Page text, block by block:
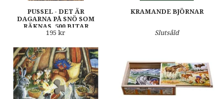
PUSSEL - DET ÄR
DAGARNA PÅ SNÖ SOM
RÄKNAS, 500 BITAR
195 kr
KRAMANDE BJÖRNAR
Slutsåld